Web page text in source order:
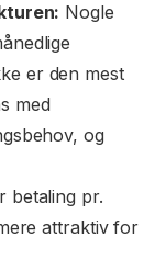
Nogle
er den mest
med
og
betaling pr.
attraktiv for